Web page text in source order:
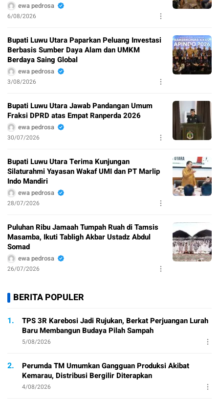
ewa pedrosa
6/08/2026
Bupati Luwu Utara Paparkan Peluang Investasi
Berbasis Sumber Daya Alam dan UMKM
Berdaya Saing Global
ewa pedrosa
3/08/2026
Bupati Luwu Utara Jawab Pandangan Umum
Fraksi DPRD atas Empat Ranperda 2026
ewa pedrosa
30/07/2026
Bupati Luwu Utara Terima Kunjungan
Silaturahmi Yayasan Wakaf UMI dan PT Marlip
Indo Mandiri
ewa pedrosa
28/07/2026
Puluhan Ribu Jamaah Tumpah Ruah di Tamsis
Masamba, Ikuti Tabligh Akbar Ustadz Abdul
Somad
ewa pedrosa
26/07/2026
BERITA POPULER
1.
TPS 3R Karebosi Jadi Rujukan, Berkat Perjuangan Lurah
Baru Membangun Budaya Pilah Sampah
5/08/2026
2.
Perumda TM Umumkan Gangguan Produksi Akibat
Kemarau, Distribusi Bergilir Diterapkan
4/08/2026